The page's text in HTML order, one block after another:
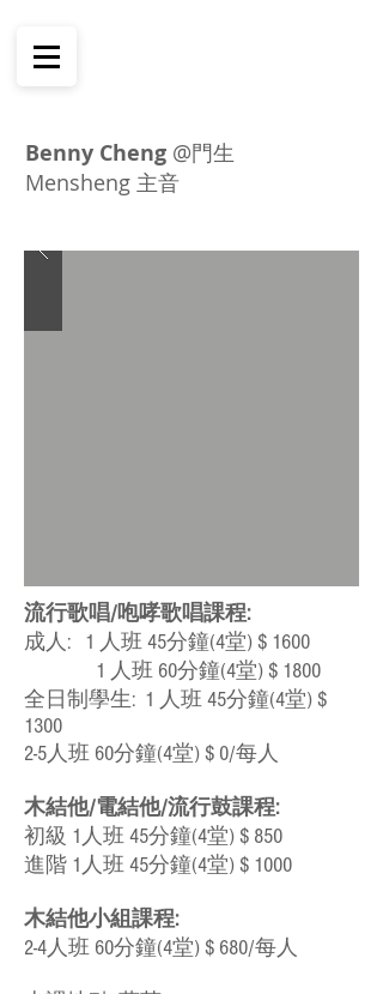
Benny Cheng @門生
Mensheng 主音
流行歌唱/咆哮歌唱課程:
成人: 1 人班 45分鐘(4堂) $ 1600
1 人班 60分鐘(4堂) $ 1800
全日制學生: 1 人班 45分鐘(4堂) $
1300
2-5人班 60分鐘(4堂) $ 0/每人
木結他/電結他/流行鼓課程:
初級 1人班 45分鐘(4堂) $ 850
進階 1人班 45分鐘(4堂) $ 1000
木結他小組課程:
2-4人班 60分鐘(4堂) $ 680/每人